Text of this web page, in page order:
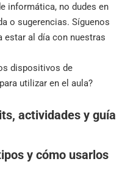
informática, no dudes en
o sugerencias. Síguenos
estar al día con nuestras
dispositivos de
utilizar en el aula?
actividades y guía
y cómo usarlos